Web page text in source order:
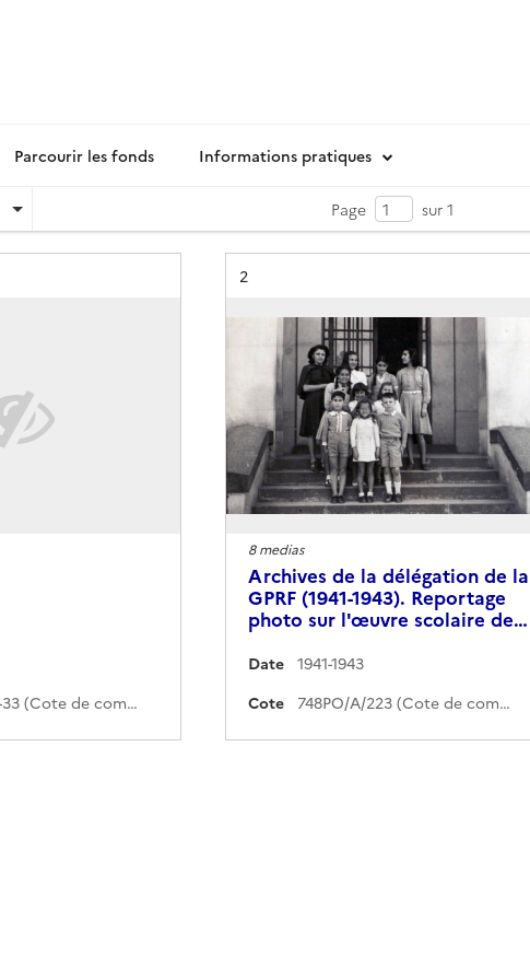
Parcourir les fonds Informations pratiques
Page sur 1
748PO/B/1-33 (Cote de commande)
Résultat n°
2
8 medias
Archives de la délégation de la
GPRF (1941-1943). Reportage
photo sur l'œuvre scolaire de…
Date
1941-1943
Cote
748PO/A/223 (Cote de commande)